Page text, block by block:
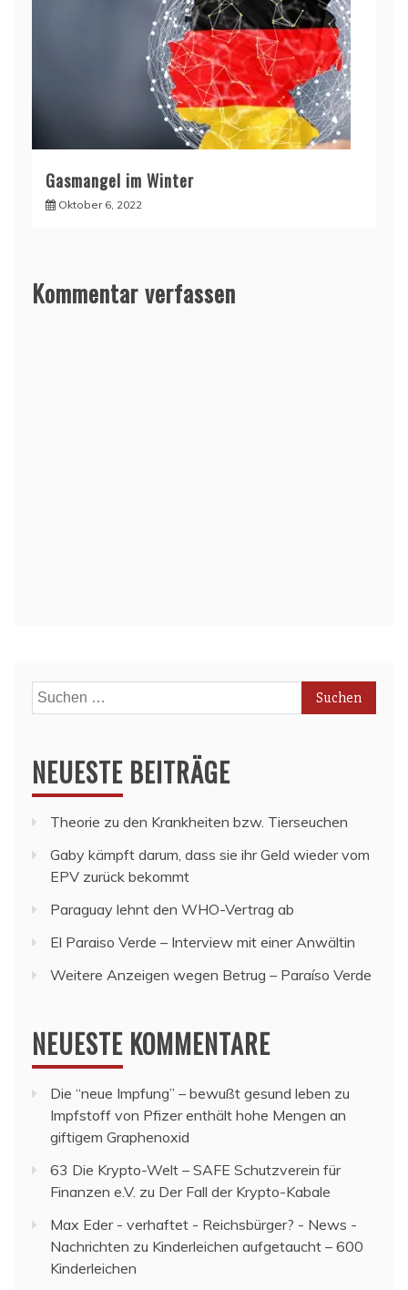
Gasmangel im Winter
Oktober 6, 2022
Kommentar verfassen
Suchen
nach:
NEUESTE BEITRÄGE
Theorie zu den Krankheiten bzw. Tierseuchen
Gaby kämpft darum, dass sie ihr Geld wieder vom
EPV zurück bekommt
Paraguay lehnt den WHO-Vertrag ab
El Paraiso Verde – Interview mit einer Anwältin
Weitere Anzeigen wegen Betrug – Paraíso Verde
NEUESTE KOMMENTARE
Die “neue Impfung” – bewußt gesund leben zu
Impfstoff von Pfizer enthält hohe Mengen an
giftigem Graphenoxid
63 Die Krypto-Welt – SAFE Schutzverein für
Finanzen e.V. zu Der Fall der Krypto-Kabale
Max Eder - verhaftet - Reichsbürger? - News -
Nachrichten zu Kinderleichen aufgetaucht – 600
Kinderleichen